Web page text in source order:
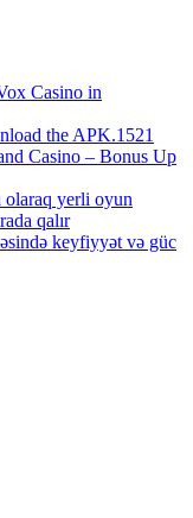
Casino in
the APK.1521
Casino – Bonus Up
yerli oyun
qalır
keyfiyyət və güc